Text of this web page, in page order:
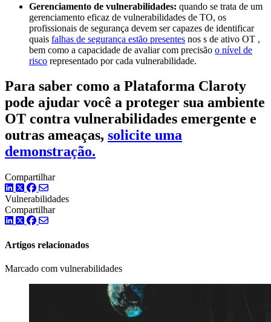
Gerenciamento de vulnerabilidades: quando se trata de um
gerenciamento eficaz de vulnerabilidades de TO, os
profissionais de segurança devem ser capazes de identificar
quais falhas de segurança estão presentes nos s de ativo OT ,
bem como a capacidade de avaliar com precisão o nível de
risco representado por cada vulnerabilidade.
Para saber como a Plataforma Claroty
pode ajudar você a proteger sua ambiente
OT contra vulnerabilidades emergente e
outras ameaças, solicite uma
demonstração.
Compartilhar
LinkedIn
TwitterFacebook
Vulnerabilidades
Compartilhar
LinkedIn
TwitterFacebook
Artigos relacionados
Marcado com vulnerabilidades